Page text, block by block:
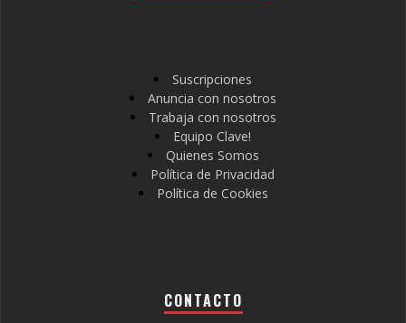
Suscripciones
Anuncia con nosotros
Trabaja con nosotros
Equipo Clave!
Quienes Somos
Política de Privacidad
Política de Cookies
CONTACTO